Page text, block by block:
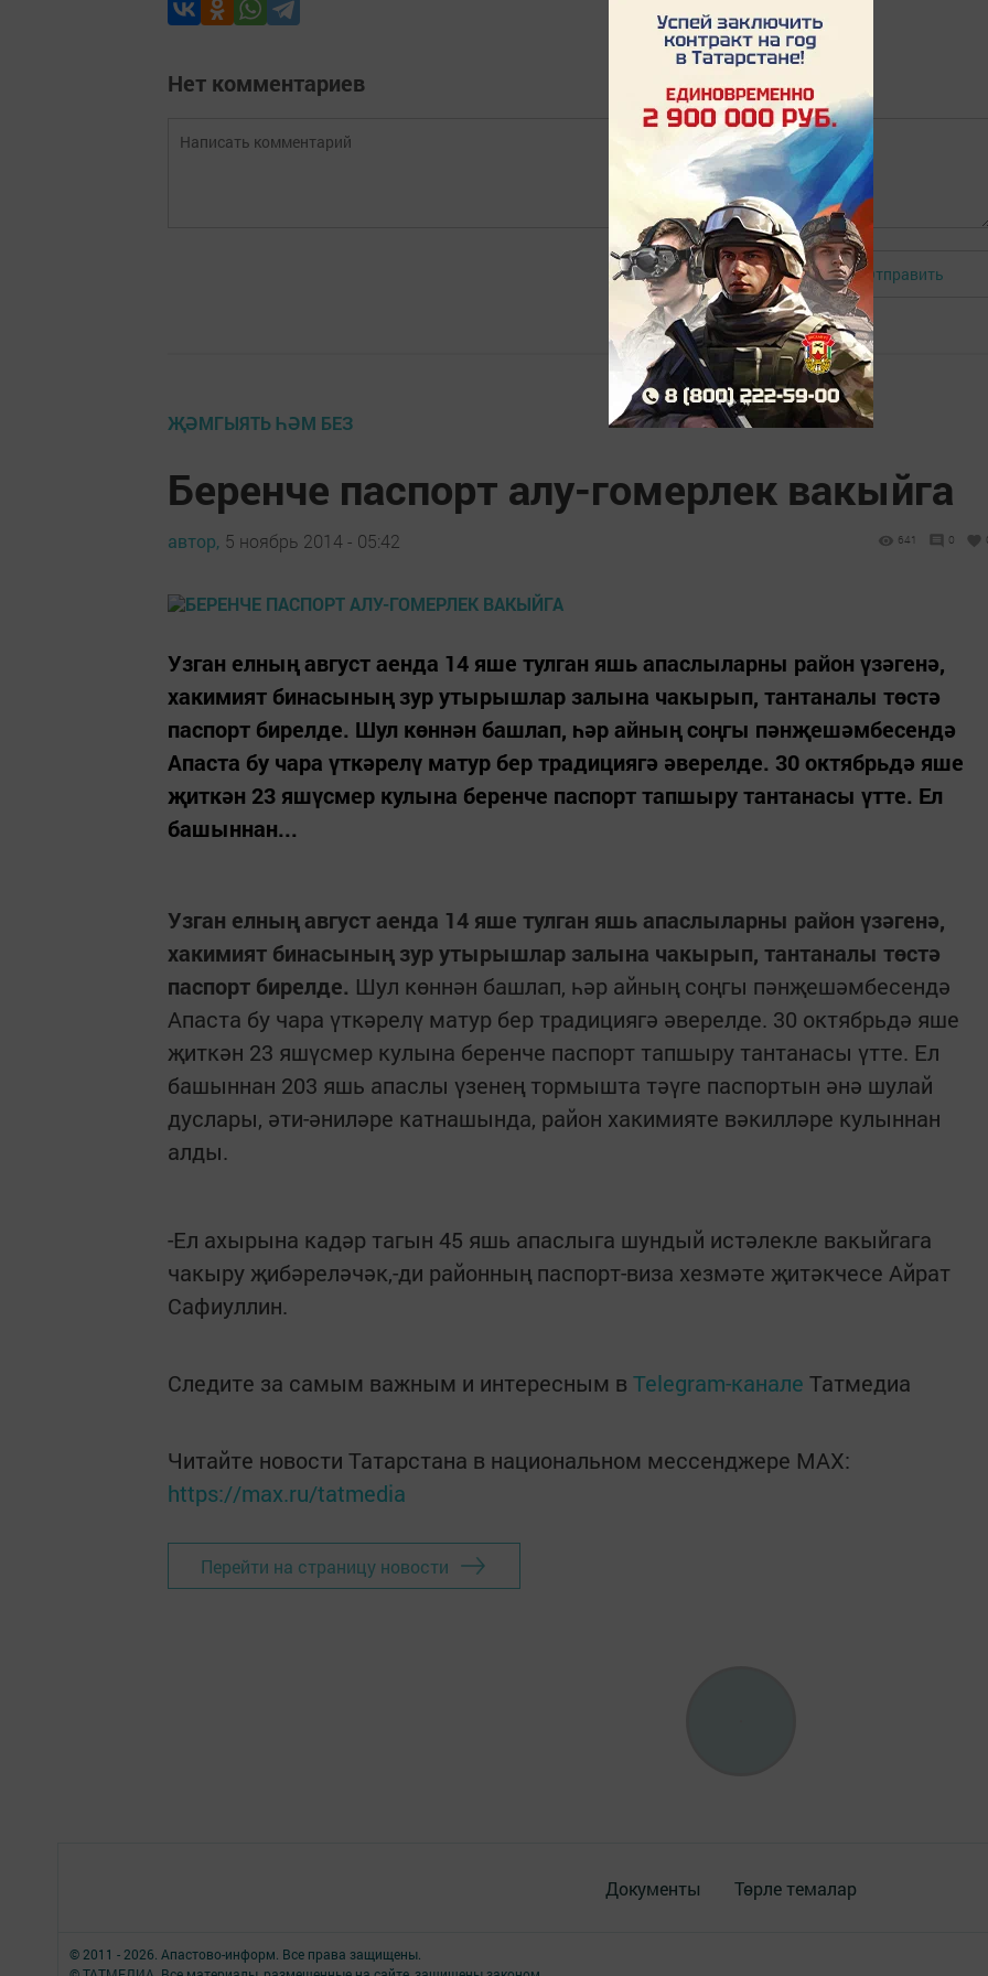
Нет комментариев
Авторизоваться Отправить
ҖӘМГЫЯТЬ ҺӘМ БЕЗ
Беренче паспорт алу-гомерлек вакыйга
автор, 5 ноябрь 2014 - 05:42 641 0
Узган елның август аенда 14 яше тулган яшь апаслыларны район үзәгенә,
хакимият бинасының зур утырышлар залына чакырып, тантаналы төстә
паспорт бирелде. Шул көннән башлап, һәр айның соңгы пәнҗешәмбесендә
Апаста бу чара үткәрелү матур бер традициягә әверелде. 30 октябрьдә яше
җиткән 23 яшүсмер кулына беренче паспорт тапшыру тантанасы үтте. Ел
башыннан...
Узган елның август аенда 14 яше тулган яшь апаслыларны район үзәгенә,
хакимият бинасының зур утырышлар залына чакырып, тантаналы төстә
паспорт бирелде. Шул көннән башлап, һәр айның соңгы пәнҗешәмбесендә
Апаста бу чара үткәрелү матур бер традициягә әверелде. 30 октябрьдә яше
җиткән 23 яшүсмер кулына беренче паспорт тапшыру тантанасы үтте. Ел
башыннан 203 яшь апаслы үзенең тормышта тәүге паспортын әнә шулай
дуслары, әти-әниләре катнашында, район хакимияте вәкилләре кулыннан
алды.
-Ел ахырына кадәр тагын 45 яшь апаслыга шундый истәлекле вакыйгага
чакыру җибәреләчәк,-ди районның паспорт-виза хезмәте җитәкчесе Айрат
Сафиуллин.
Следите за самым важным и интересным в Telegram-канале Татмедиа
Читайте новости Татарстана в национальном мессенджере MАХ:
https://max.ru/tatmedia
Перейти на страницу новости
Документы Төрле темалар
© 2011 - 2026. Апастово-информ. Все права защищены.